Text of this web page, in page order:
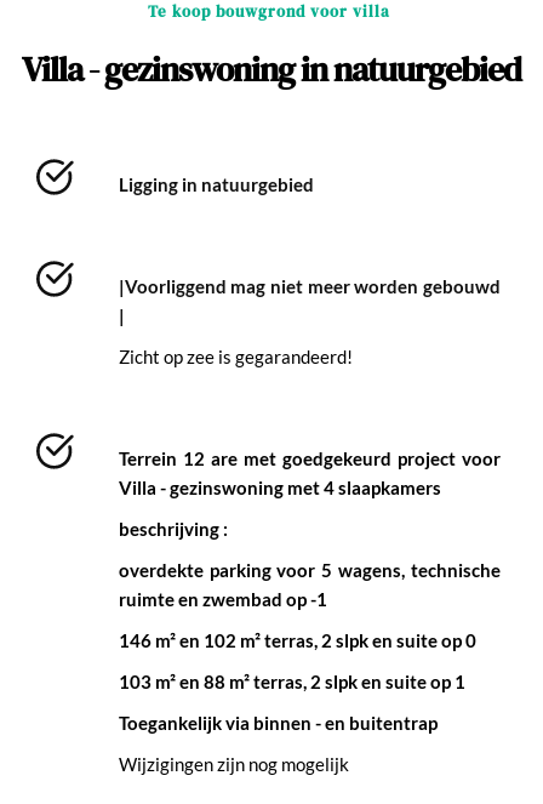
Te koop bouwgrond voor villa
Villa - gezinswoning in natuurgebied
Ligging in natuurgebied
|Voorliggend mag niet meer worden gebouwd
|
Zicht op zee is gegarandeerd!
Terrein 12 are met goedgekeurd project voor
Villa - gezinswoning met 4 slaapkamers
beschrijving :
overdekte parking voor 5 wagens, technische
ruimte en zwembad op -1
146 m² en 102 m² terras, 2 slpk en suite op 0
103 m² en 88 m² terras, 2 slpk en suite op 1
Toegankelijk via binnen - en buitentrap
Wijzigingen zijn nog mogelijk